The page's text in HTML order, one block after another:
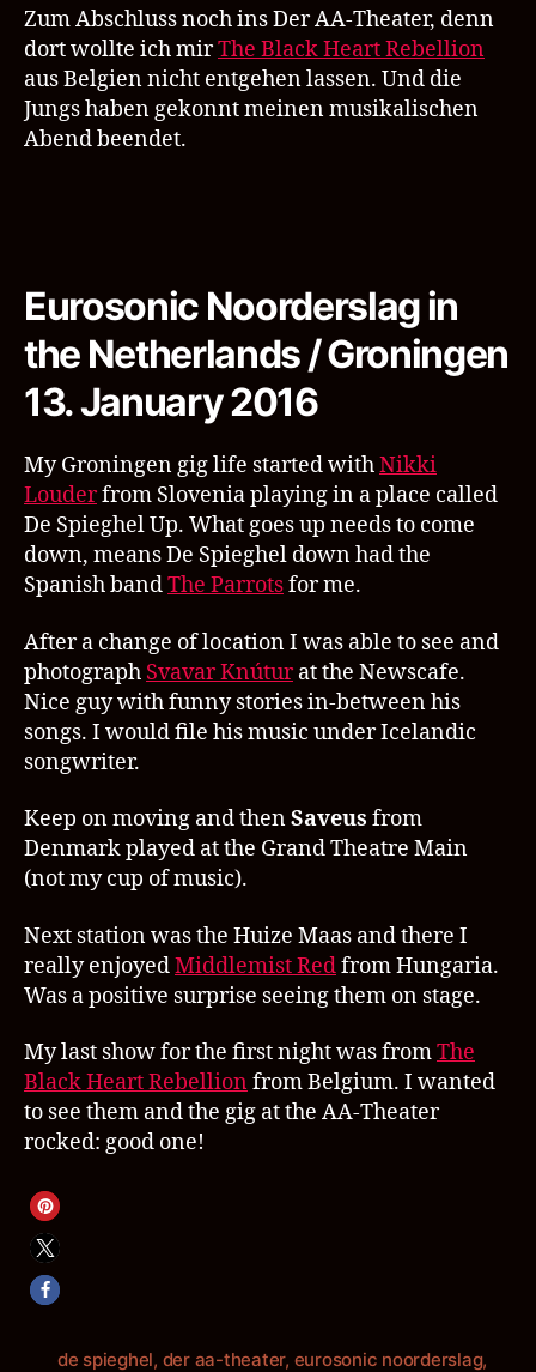
Zum Abschluss noch ins Der AA-Theater, denn
dort wollte ich mirThe Black Heart Rebellion
aus Belgien nicht entgehen lassen. Und die
Jungs haben gekonnt meinen musikalischen
Abend beendet.
Eurosonic Noorderslag in
the Netherlands / Groningen
13. January 2016
My Groningen gig life started withNikki
Louderfrom Slovenia playing in a place called
De Spieghel Up. What goes up needs to come
down, means De Spieghel down had the
Spanish bandThe Parrotsfor me.
After a change of location I was able to see and
photograph Svavar Knúturat the Newscafe.
Nice guy with funny stories in-between his
songs. I would file his music under Icelandic
songwriter.
Keep on moving and thenSaveus from
Denmark played at the Grand Theatre Main
(not my cup of music).
Next station was the Huize Maas and there I
really enjoyedMiddlemist Redfrom Hungaria.
Was a positive surprise seeing them on stage.
My last show for the first night was fromThe
Black Heart Rebellion from Belgium. I wanted
to see them and the gig at the AA-Theater
rocked: good one!
de spieghel, der aa-theater, eurosonic noorderslag,